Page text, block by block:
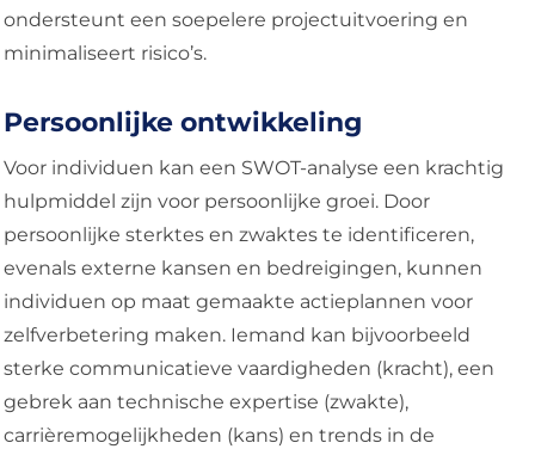
ondersteunt een soepelere projectuitvoering en
minimaliseert risico’s.
Persoonlijke ontwikkeling
Voor individuen kan een SWOT-analyse een krachtig
hulpmiddel zijn voor persoonlijke groei. Door
persoonlijke sterktes en zwaktes te identificeren,
evenals externe kansen en bedreigingen, kunnen
individuen op maat gemaakte actieplannen voor
zelfverbetering maken. Iemand kan bijvoorbeeld
sterke communicatieve vaardigheden (kracht), een
gebrek aan technische expertise (zwakte),
carrièremogelijkheden (kans) en trends in de